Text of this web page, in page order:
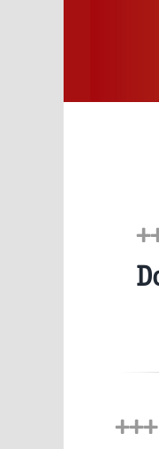
+++